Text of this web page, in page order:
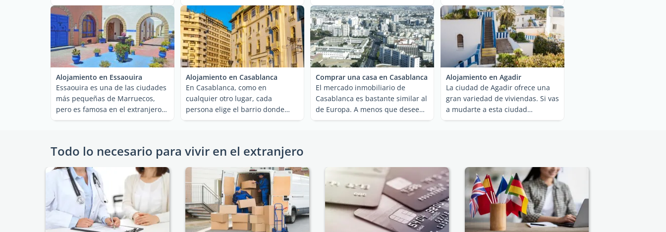
embargo, los ...
expatriados ...
...
numerosos ...
Alojamiento en Essaouira
Essaouira es una de las ciudades
más pequeñas de Marruecos,
pero es famosa en el extranjero
por su ...
Alojamiento en Casablanca
En Casablanca, como en
cualquier otro lugar, cada
persona elige el barrio donde
desea vivir según sus ...
Comprar una casa en Casablanca
El mercado inmobiliario de
Casablanca es bastante similar al
de Europa. A menos que desee
comprar una propiedad en ...
Alojamiento en Agadir
La ciudad de Agadir ofrece una
gran variedad de viviendas. Si vas
a mudarte a esta ciudad
marroquí y ...
Todo lo necesario para vivir en el extranjero